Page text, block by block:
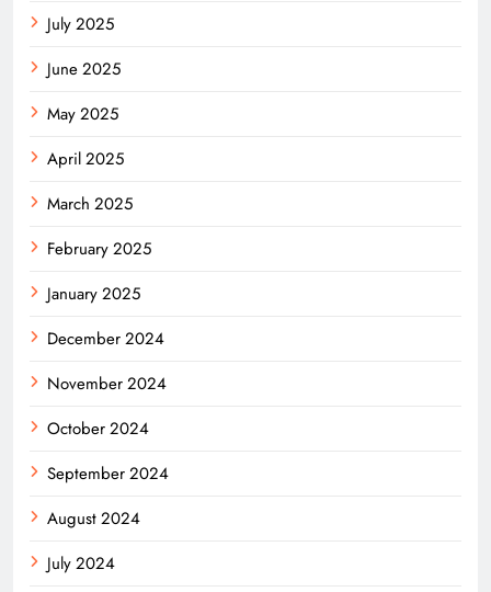
July 2025
June 2025
May 2025
April 2025
March 2025
February 2025
January 2025
December 2024
November 2024
October 2024
September 2024
August 2024
July 2024